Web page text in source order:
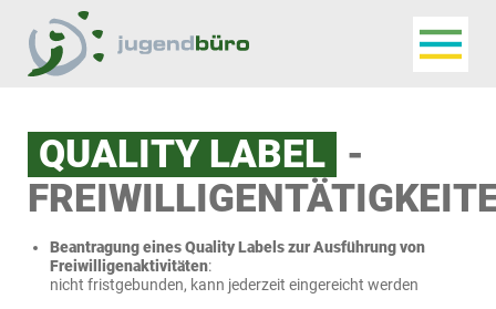
QUALITY LABEL -
Beantragung eines Quality Labels zur Ausführung von
Freiwilligenaktivitäten:
nicht fristgebunden, kann jederzeit eingereicht werden